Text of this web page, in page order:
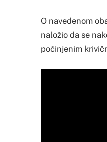
O navedenom
naložio da se
počinjenim